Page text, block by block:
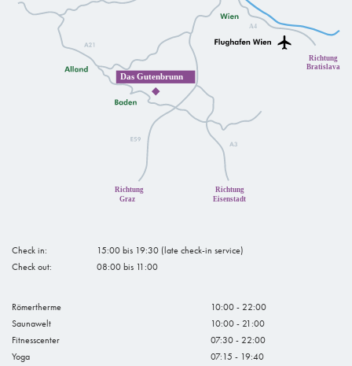
Check in:
15:00 bis 19:30 (late check-in service)
Check out:
08:00 bis 11:00
Römertherme
10:00 - 22:00
Saunawelt
10:00 - 21:00
Fitnesscenter
07:30 - 22:00
Yoga
07:15 - 19:40